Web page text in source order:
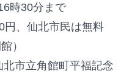
時30分まで
、仙北市民は無料
）
市立角館町平福記念